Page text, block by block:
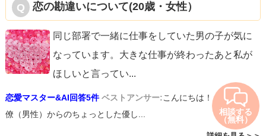
恋の勘違いについて(20歳・女性）
同じ部署で一緒に仕事をしていた男の子が気に
なっています。大きな仕事が終わったあと私が
ほしいと言ってい...
恋愛マスター&AI回答5件 ベストアンサー:こんにちは！ 職場の同
僚（男性）からのちょっとした優し...
相談する
（無料）